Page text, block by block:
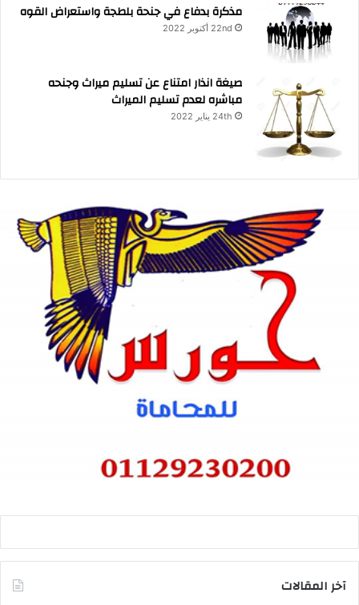
مذكرة بدفاع في جنحة بلطجة واستعراض القوه
22nd أكتوبر 2022
صيغة انذار امتناع عن تسليم ميراث وجنحه
مباشره لعدم تسليم الميراث
24th يناير 2022
آخر المقالات